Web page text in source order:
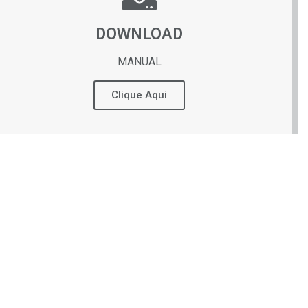
DOWNLOAD
MANUAL
Clique Aqui